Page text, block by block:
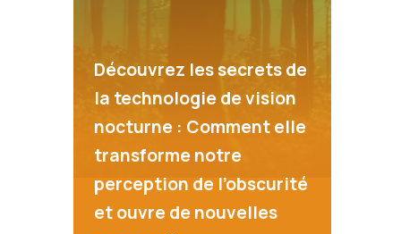
Découvrez les secrets de
la technologie de vision
nocturne : Comment elle
transforme notre
perception de l’obscurité
et ouvre de nouvelles